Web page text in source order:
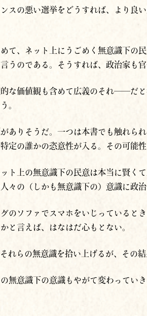
スの悪い選挙をどうすれば、より良
て、ネット上にうごめく無意識下の
うのである。そうすれば、政治家も官
な価値観も含めて広義のそれ──だ
。
ありそうだ。一つは本書でも触れら
定の誰かの恣意性が入る。その可能
ト上の無意識下の民意は本当に賢く
々の（しかも無意識下の）意識に政
のソファでスマホをいじっていると
と言えば、はなはだ心もとない。
れらの無意識を拾い上げるが、その
無意識下の意識もやがて変わってい